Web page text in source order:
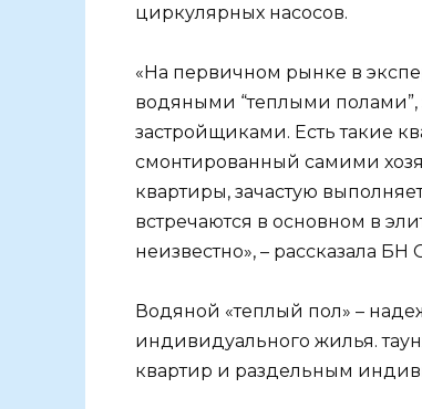
циркулярных насосов.
«На первичном рынке в
водяными “теплыми
застройщиками. Есть такие
смонтированный самими
квартиры, зачастую
встречаются в основном в
неизвестно», – рассказала
Водяной «теплый пол» –
индивидуального жилья.
квартир и раздельным